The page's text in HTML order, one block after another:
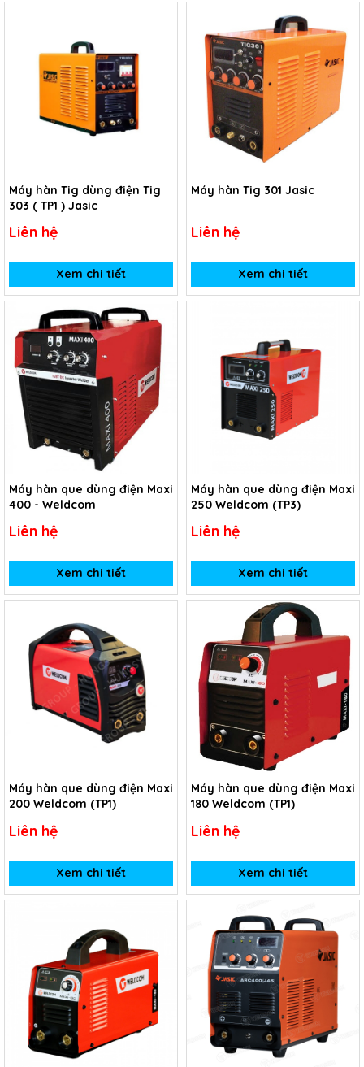
Máy hàn Tig dùng điện Tig
303 ( TP1 ) Jasic
Liên hệ
Xem chi tiết
Máy hàn Tig 301 Jasic
Liên hệ
Xem chi tiết
Máy hàn que dùng điện Maxi
400 - Weldcom
Liên hệ
Xem chi tiết
Máy hàn que dùng điện Maxi
250 Weldcom (TP3)
Liên hệ
Xem chi tiết
Máy hàn que dùng điện Maxi
200 Weldcom (TP1)
Liên hệ
Xem chi tiết
Máy hàn que dùng điện Maxi
180 Weldcom (TP1)
Liên hệ
Xem chi tiết